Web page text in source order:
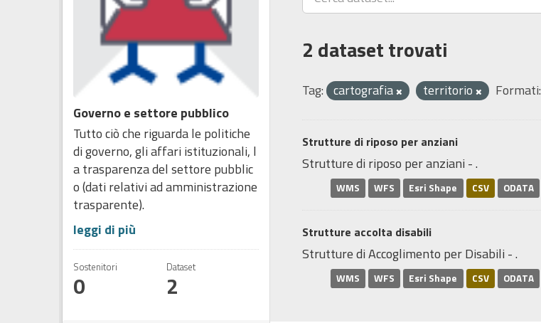
Governo e settore pubblico
Tutto ciò che riguarda le politiche
di governo, gli affari istituzionali, l
a trasparenza del settore pubblic
o (dati relativi ad amministrazione
trasparente).
leggi di più
Sostenitori
0
Dataset
2
2 dataset trovati
Tag: cartografia territorio Formati:
Strutture di riposo per anziani
Strutture di riposo per anziani - .
WMS WFS Esri Shape CSV ODATA
Strutture accolta disabili
Strutture di Accoglimento per Disabili - .
WMS WFS Esri Shape CSV ODATA